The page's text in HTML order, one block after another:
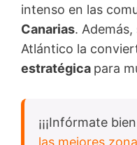
intenso en las
Canarias.
Atlántico la
estratégica para
¡¡¡Infórmate
las mejores